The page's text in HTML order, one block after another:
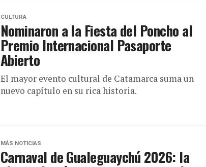
CULTURA
Nominaron a la Fiesta del Poncho al
Premio Internacional Pasaporte
Abierto
El mayor evento cultural de Catamarca suma un
nuevo capítulo en su rica historia.
MÁS NOTICIAS
Carnaval de Gualeguaychú 2026: la